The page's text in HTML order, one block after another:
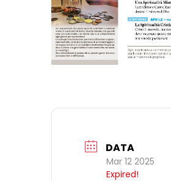
DATA
Mar 12 2025
Expired!